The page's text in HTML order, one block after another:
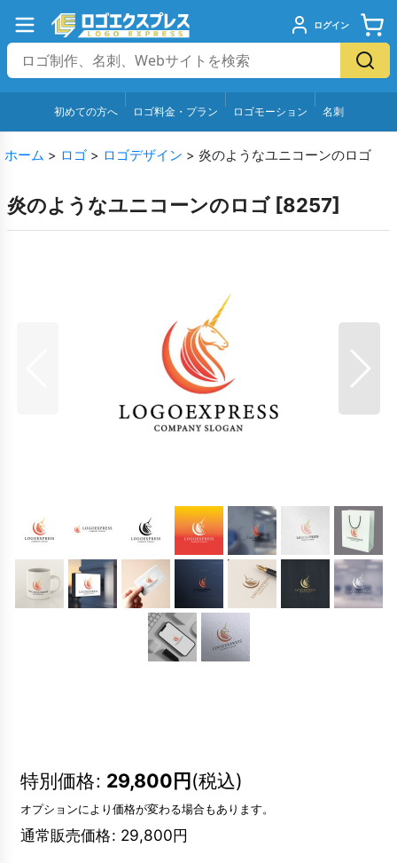
ログイン
初めての方へ ロゴ料金・プラン ロゴモーション 名刺
ホーム > ロゴ > ロゴデザイン > 炎のようなユニコーンのロゴ
炎のようなユニコーンのロゴ [8257]
特別価格: 29,800円(税込)
オプションにより価格が変わる場合もあります。
通常販売価格: 29,800円